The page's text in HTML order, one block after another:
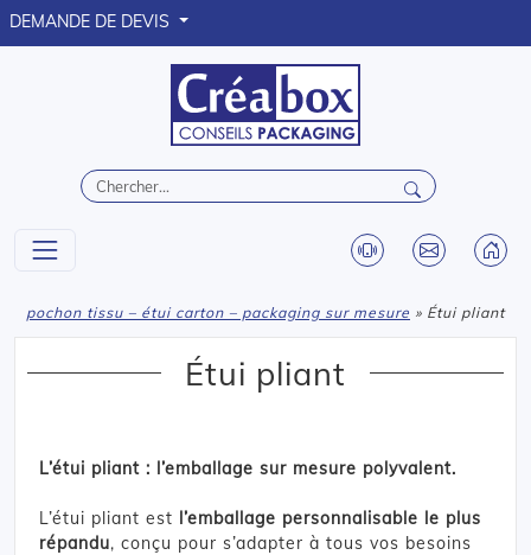
DEMANDE DE DEVIS
pochon tissu – étui carton – packaging sur mesure » Étui pliant
Étui pliant
L’étui pliant : l’emballage sur mesure polyvalent.
L’étui pliant est l’emballage personnalisable le plus
répandu, conçu pour s’adapter à tous vos besoins